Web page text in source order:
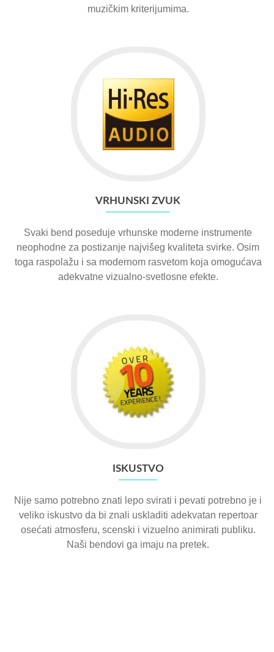
muzičkim kriterijumima.
VRHUNSKI ZVUK
Svaki bend poseduje vrhunske moderne instrumente
neophodne za postizanje najvišeg kvaliteta svirke. Osim
toga raspolažu i sa modernom rasvetom koja omogućava
adekvatne vizualno-svetlosne efekte.
ISKUSTVO
Nije samo potrebno znati lepo svirati i pevati potrebno je i
veliko iskustvo da bi znali uskladiti adekvatan repertoar
osećati atmosferu, scenski i vizuelno animirati publiku.
Naši bendovi ga imaju na pretek.